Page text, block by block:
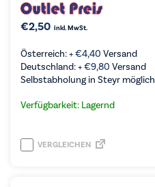
€2,50 inkl. MwSt.
Österreich: +€4,40 Versand
Deutschland: +€9,80 Versand
Selbstabholung in Steyr möglich
Verfügbarkeit: Lagernd
VERGLEICHEN